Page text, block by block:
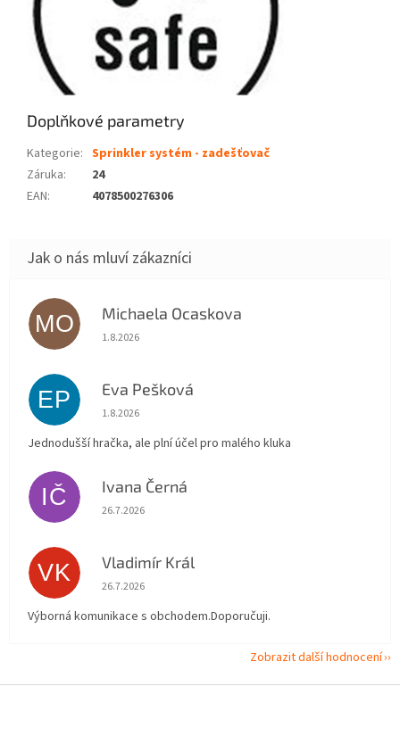
Doplňkové parametry
Kategorie: Sprinkler systém - zadešťovač
Záruka:
24
EAN: 4078500276306
MO Michaela Ocaskova
Hodnocení obchodu je 5 z 5 hvězdiček.
1.8.2026
EP Eva Pešková
Hodnocení obchodu je 5 z 5 hvězdiček.
1.8.2026
Jednodušší hračka, ale plní účel pro malého kluka
IČ Ivana Černá
Hodnocení obchodu je 5 z 5 hvězdiček.
26.7.2026
VK Vladimír Král
Hodnocení obchodu je 5 z 5 hvězdiček.
26.7.2026
Výborná komunikace s obchodem.Doporučuji.
Zobrazit další hodnocení